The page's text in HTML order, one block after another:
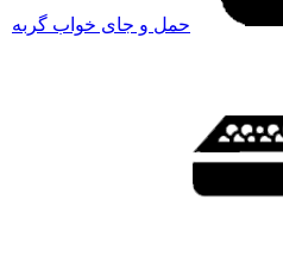
حمل و جای خواب گربه